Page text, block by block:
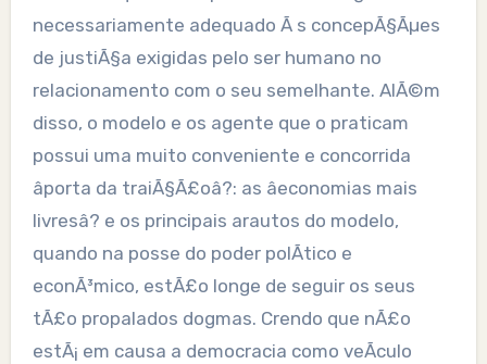
necessariamente adequado Ã s concepÃ§Ãµes
de justiÃ§a exigidas pelo ser humano no
relacionamento com o seu semelhante. AlÃ©m
disso, o modelo e os agente que o praticam
possui uma muito conveniente e concorrida
âporta da traiÃ§Ã£oâ?: as âeconomias mais
livresâ? e os principais arautos do modelo,
quando na posse do poder polÃ­tico e
econÃ³mico, estÃ£o longe de seguir os seus
tÃ£o propalados dogmas. Crendo que nÃ£o
estÃ¡ em causa a democracia como veÃ­culo